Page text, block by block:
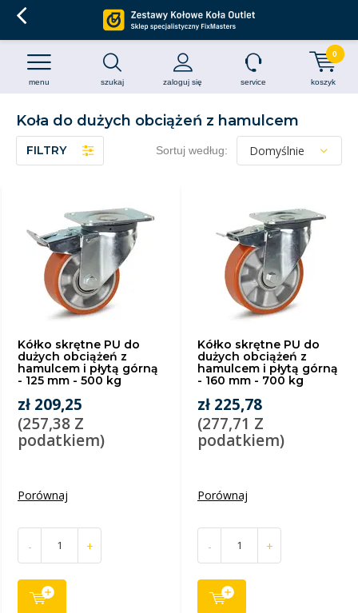
szukaj zaloguj się
menu service koszyk
0
Koła do dużych obciążeń z hamulcem
FILTRY Sortuj według:
Kółko skrętne PU do
dużych obciążeń z
hamulcem i płytą górną
- 125 mm - 500 kg
zł 209,25
(257,38 Z
podatkiem)
Porównaj
- +
Kółko skrętne PU do
dużych obciążeń z
hamulcem i płytą górną
- 160 mm - 700 kg
zł 225,78
(277,71 Z
podatkiem)
Porównaj
- +